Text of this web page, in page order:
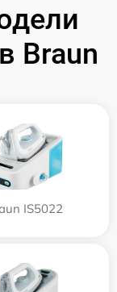
Braun
IS5022